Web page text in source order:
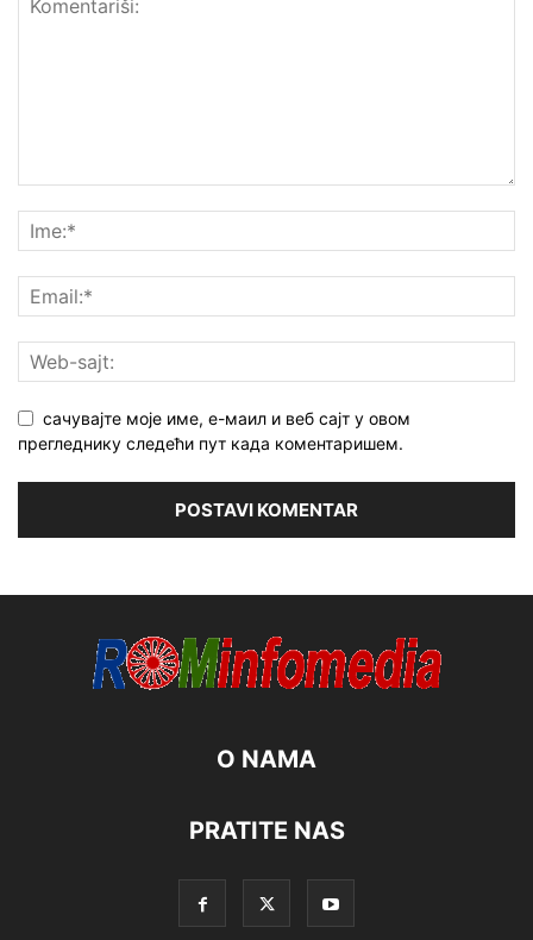
сачувајте моје име, е-маил и веб сајт у овом
прегледнику следећи пут када коментаришем.
O NAMA
PRATITE NAS